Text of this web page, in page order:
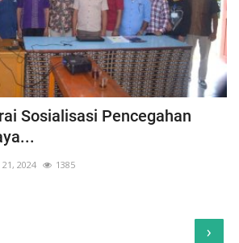
Sosialisasi Pencegahan
2024 1385
›